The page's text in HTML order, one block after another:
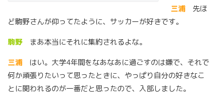
三浦 先ほ
ど駒野さんが仰ってたように、サッカーが好きです。
駒野 まあ本当にそれに集約されるよな。
三浦 はい。大学4年間をなあなあに過ごすのは嫌で、それで
何か頑張りたいって思ったときに、やっぱり自分の好きなこ
とに関われるのが一番だと思ったので、入部しました。